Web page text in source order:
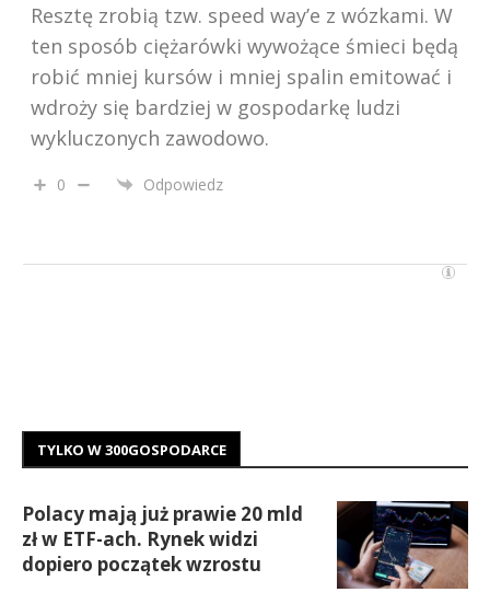
Resztę zrobią tzw. speed way’e z wózkami. W
ten sposób ciężarówki wywożące śmieci będą
robić mniej kursów i mniej spalin emitować i
wdroży się bardziej w gospodarkę ludzi
wykluczonych zawodowo.
0 Odpowiedz
TYLKO W 300GOSPODARCE
Polacy mają już prawie 20 mld
zł w ETF-ach. Rynek widzi
dopiero początek wzrostu